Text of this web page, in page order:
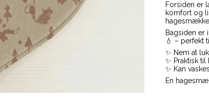
Forsiden er
komfort og
Bagsiden
💧 – perfekt
✨ Nem at
✨ Praktisk
✨ Kan
En